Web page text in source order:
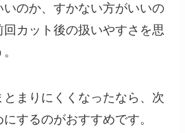
いのか、すかない方がいいの
カット後の扱いやすさを思
まりにくくなったなら、次
するのがおすすめです。